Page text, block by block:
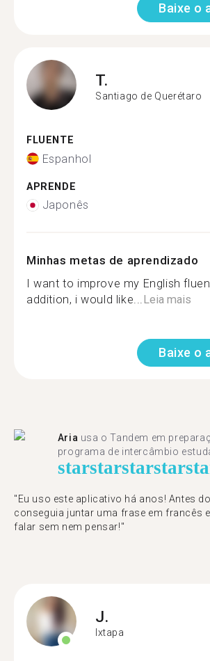
Baixe o
T.
Santiago de Querétaro
FLUENTE
Espanhol
APRENDE
Japonês
Minhas metas de aprendizado
I want to improve my English
addition, i would like...Leia mais
Baixe o
Aria usa o Tandem em
programa de intercâmbio
starstarstarstar
"​​Eu uso este aplicativo há anos! Antes
conseguia juntar uma frase em francês
falar sem nem pensar!"
J.
Ixtapa